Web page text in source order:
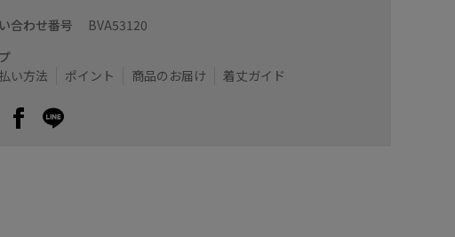
合わせ番号 BVA53120
い方法
ポイント 商品のお届け 着丈ガイド